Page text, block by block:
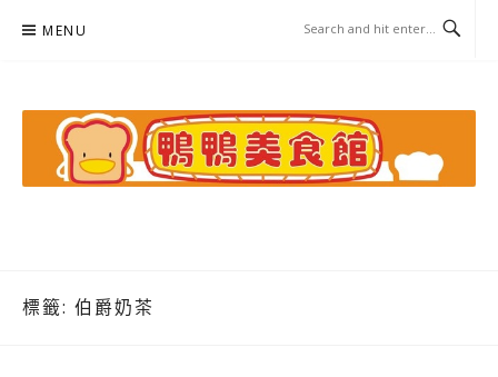
MENU
標籤: 伯爵奶茶